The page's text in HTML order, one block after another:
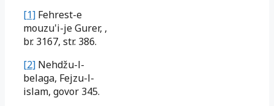
[1] Fehrest-e
mouzu'i-je Gurer, ,
br. 3167, str. 386.
[2] Nehdžu-l-
belaga, Fejzu-l-
islam, govor 345.